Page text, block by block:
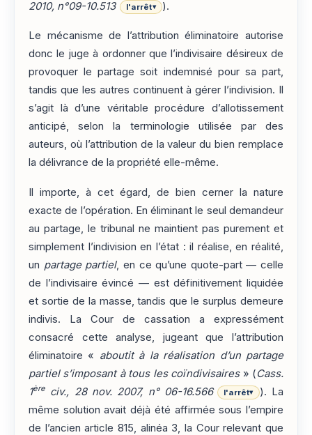
2010, n°09-10.513 l'arrêt▾ ).
Le mécanisme de l’attribution éliminatoire autorise
donc le juge à ordonner que l’indivisaire désireux de
provoquer le partage soit indemnisé pour sa part,
tandis que les autres continuent à gérer l’indivision. Il
s’agit là d’une véritable procédure d’allotissement
anticipé, selon la terminologie utilisée par des
auteurs, où l’attribution de la valeur du bien remplace
la délivrance de la propriété elle-même.
Il importe, à cet égard, de bien cerner la nature
exacte de l’opération. En éliminant le seul demandeur
au partage, le tribunal ne maintient pas purement et
simplement l’indivision en l’état : il réalise, en réalité,
un partage partiel, en ce qu’une quote-part — celle
de l’indivisaire évincé — est définitivement liquidée
et sortie de la masse, tandis que le surplus demeure
indivis. La Cour de cassation a expressément
consacré cette analyse, jugeant que l’attribution
éliminatoire « aboutit à la réalisation d’un partage
partiel s’imposant à tous les coïndivisaires» (Cass.
1ère civ., 28 nov. 2007, n° 06-16.566 l'arrêt▾
). La
même solution avait déjà été affirmée sous l’empire
de l’ancien article 815, alinéa 3, la Cour relevant que